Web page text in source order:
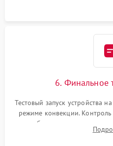
6. Финальное
Тестовый запуск устройства
режиме конвекции. Контроль
срабатывания
температуры и тест на